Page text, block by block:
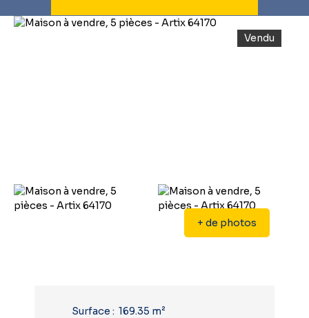
Vendu
+ de photos
Surface : 169.35 m²